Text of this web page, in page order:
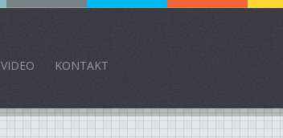
VIDEO KONTAKT